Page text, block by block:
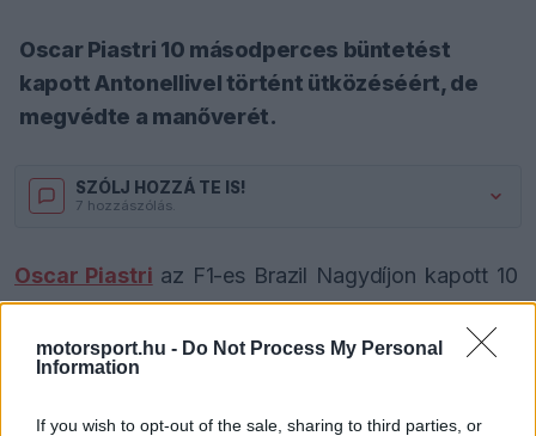
motorsport.hu - Do Not Process My Personal
Information
If you wish to opt-out of the sale, sharing to third parties, or
Oscar Piastri 10 másodperces büntetést
kapott Antonellivel történt ütközéséért, de
megvédte a manőverét.
SZÓLJ HOZZÁ TE IS!
7 hozzászólás.
Oscar Piastri az F1-es Brazil Nagydíjon kapott 10
ütközéséért, de megvédte a manőverét.
A McLaren ausztrál versenyzője szerint az